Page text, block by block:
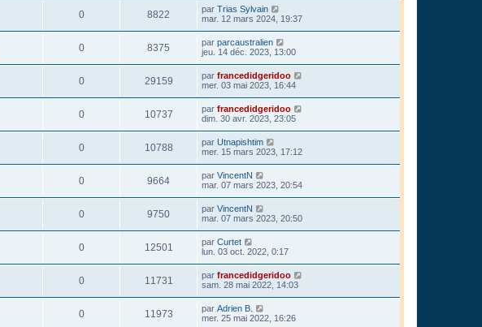
0 8822 par Trias Sylvain
mar. 12 mars 2024, 19:37
0 8375 par parcaustralien
jeu. 14 déc. 2023, 13:00
0 29159 par francedidgeridoo
mer. 03 mai 2023, 16:44
0 10737 par francedidgeridoo
dim. 30 avr. 2023, 23:05
0 10788 par Utnapishtim
mer. 15 mars 2023, 17:12
0 9664 par VincentN
mar. 07 mars 2023, 20:54
0 9750 par VincentN
mar. 07 mars 2023, 20:50
0 12501 par Curtet
lun. 03 oct. 2022, 0:17
0 11731 par francedidgeridoo
sam. 28 mai 2022, 14:03
0 11973 par Adrien B.
mer. 25 mai 2022, 16:26